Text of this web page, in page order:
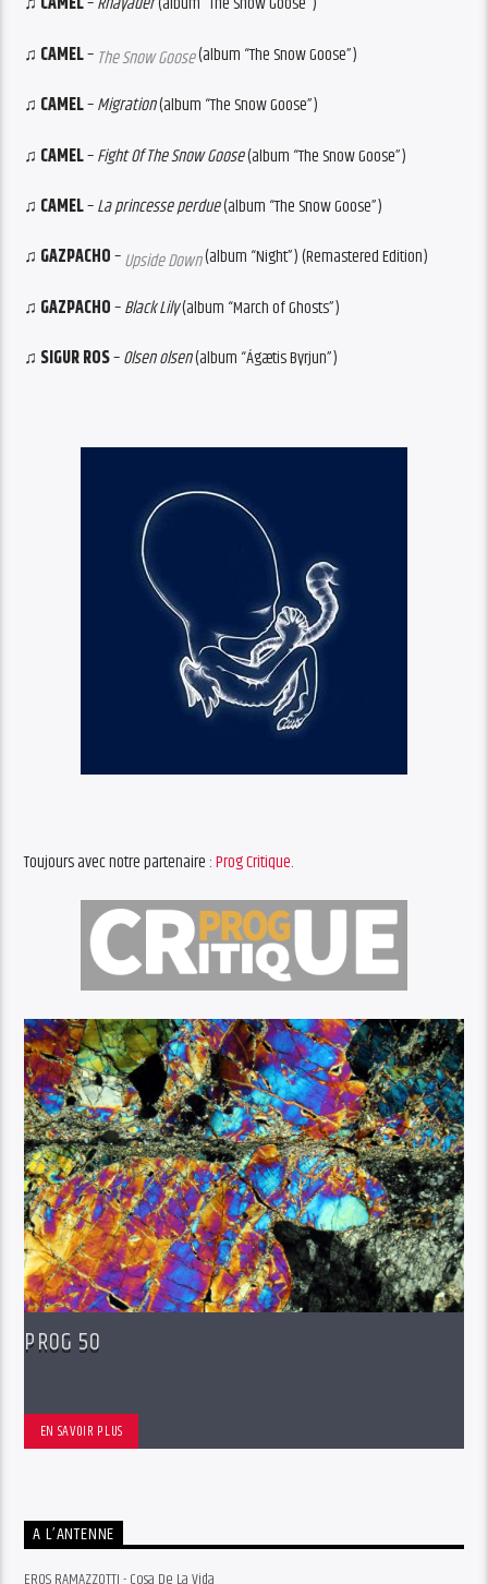
♫ CAMEL– The Snow Goose(album “The Snow Goose”)
♫ CAMEL–Migration(album “The Snow Goose”)
♫ CAMEL–Fight Of The Snow Goose(album “The Snow Goose”)
♫ CAMEL–La princesse perdue(album “The Snow Goose”)
♫ GAZPACHO–Upside Down(album “Night”) (Remastered Edition)
♫ GAZPACHO–Black Lily(album “March of Ghosts”)
♫ SIGUR ROS–Olsen olsen(album “Ágætis Byrjun”)
Toujours avec notre partenaire :Prog Critique.
PROG 50
EN SAVOIR PLUS
A L’ANTENNE